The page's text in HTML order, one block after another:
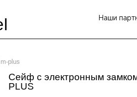
Наши
plus
Сейф с электронным
PLUS